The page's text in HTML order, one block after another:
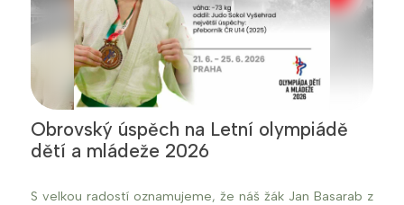
Obrovský úspěch na Letní olympiádě
dětí a mládeže 2026
S velkou radostí oznamujeme, že náš žák Jan Basarab z